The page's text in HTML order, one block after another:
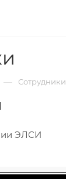
— Сотрудники
ЭЛСИ